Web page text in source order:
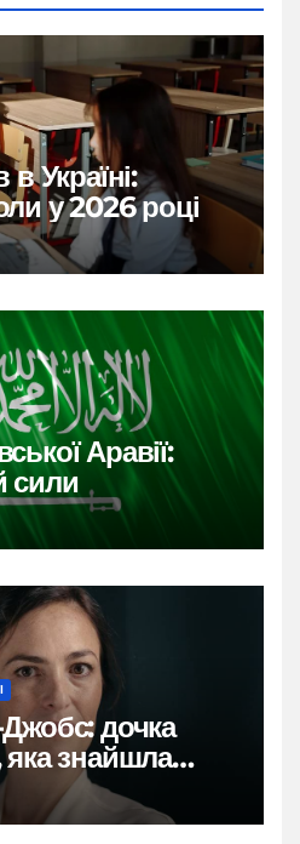
в Україні:
у 2026 році
Аравії:
сили
дочка
яка знайшла